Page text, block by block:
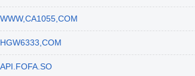
WWW,CA1055,COM
HGW6333,COM
API.FOFA.SO